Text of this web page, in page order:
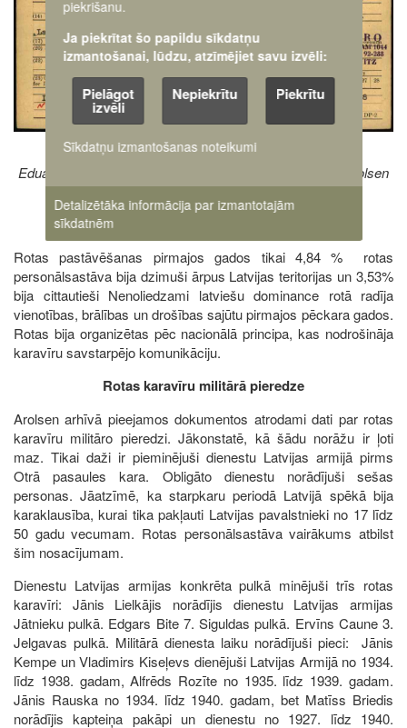
Eduarda Soles izceļošanas kartīte. Vācija, 1948. gads. Arolsen
arhīvs
Rotas pastāvēšanas pirmajos gados tikai 4,84 % rotas
personālsastāva bija dzimuši ārpus Latvijas teritorijas un 3,53%
bija cittautieši Nenoliedzami latviešu dominance rotā radīja
vienotības, brālības un drošības sajūtu pirmajos pēckara gados.
Rotas bija organizētas pēc nacionālā principa, kas nodrošināja
karavīru savstarpējo komunikāciju.
Rotas karavīru militārā pieredze
Arolsen arhīvā pieejamos dokumentos atrodami dati par rotas
karavīru militāro pieredzi. Jākonstatē, kā šādu norāžu ir ļoti
maz. Tikai daži ir pieminējuši dienestu Latvijas armijā pirms
Otrā pasaules kara. Obligāto dienestu norādījuši sešas
personas. Jāatzīmē, ka starpkaru periodā Latvijā spēkā bija
karaklausība, kurai tika pakļauti Latvijas pavalstnieki no 17 līdz
50 gadu vecumam. Rotas personālsastāva vairākums atbilst
šim nosacījumam.
Dienestu Latvijas armijas konkrēta pulkā minējuši trīs rotas
karavīri: Jānis Lielkājis norādījis dienestu Latvijas armijas
Jātnieku pulkā. Edgars Bite 7. Siguldas pulkā. Ervīns Caune 3.
Jelgavas pulkā. Militārā dienesta laiku norādījuši pieci: Jānis
Kempe un Vladimirs Kiseļevs dienējuši Latvijas Armijā no 1934.
līdz 1938. gadam, Alfrēds Rozīte no 1935. līdz 1939. gadam.
Jānis Rauska no 1934. līdz 1940. gadam, bet Matīss Briedis
norādījis kapteiņa pakāpi un dienestu no 1927. līdz 1940.
piekrišanu.
Ja piekrītat šo papildu sīkdatņu
izmantošanai, lūdzu, atzīmējiet savu izvēli:
Pielāgot
izvēli
Nepiekrītu Piekrītu
Sīkdatņu izmantošanas noteikumi
Detalizētāka informācija par izmantotajām
sīkdatnēm